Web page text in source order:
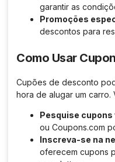
garantir as
Promoções
descontos para
Como Usar
Cupões de desconto
hora de alugar um carro.
Pesquise cupons
ou Coupons.com
Inscreva-se na
oferecem cupons